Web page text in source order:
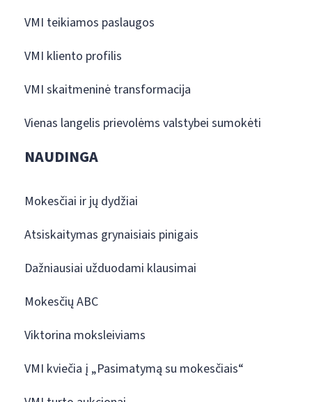
VMI teikiamos paslaugos
VMI kliento profilis
VMI skaitmeninė transformacija
Vienas langelis prievolėms valstybei sumokėti
NAUDINGA
Mokesčiai ir jų dydžiai
Atsiskaitymas grynaisiais pinigais
Dažniausiai užduodami klausimai
Mokesčių ABC
Viktorina moksleiviams
VMI kviečia į „Pasimatymą su mokesčiais“